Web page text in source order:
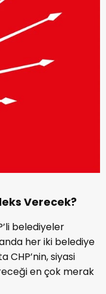
Verecek?
belediyeler
her iki belediye
CHP’nin, siyasi
en çok merak